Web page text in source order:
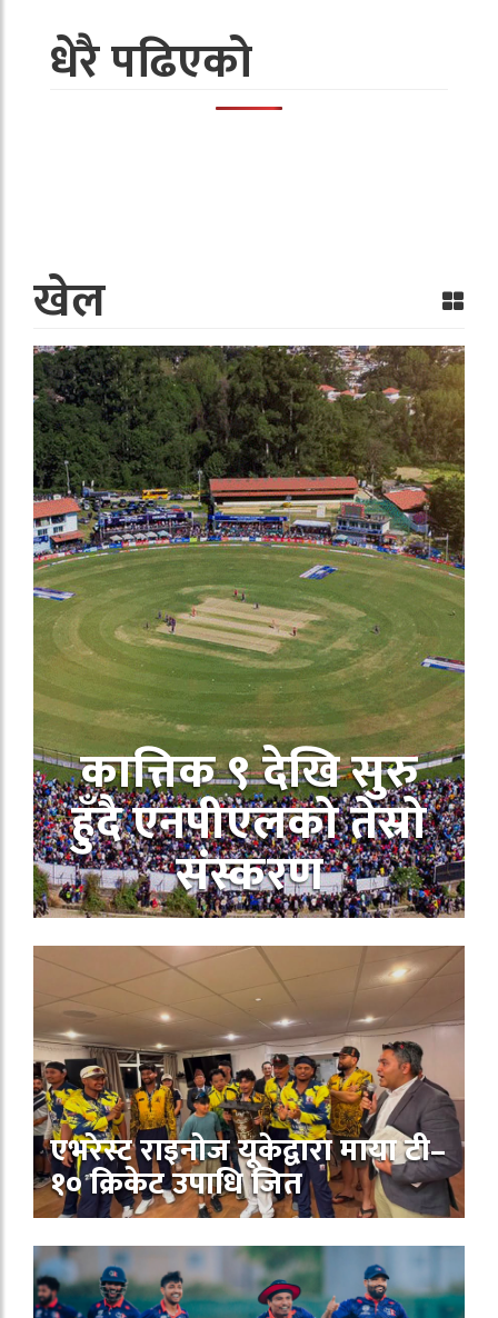
धेरै पढिएको
खेल
कात्तिक ९ देखि सुरु
हुँदै एनपीएलको तेस्रो
संस्करण
एभरेस्ट राइनोज यूकेद्वारा माया टी–
१० क्रिकेट उपाधि जित